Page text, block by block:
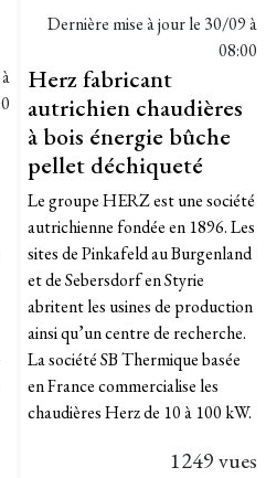
Dernière mise à jour le 30/09 à
08:00
Herz fabricant
autrichien chaudières
à bois énergie bûche
pellet déchiqueté
Le groupe HERZ est une société
autrichienne fondée en 1896. Les
sites de Pinkafeld au Burgenland
et de Sebersdorf en Styrie
abritent les usines de production
ainsi qu’un centre de recherche.
La société SB Thermique basée
en France commercialise les
chaudières Herz de 10 à 100 kW.
1249 vues